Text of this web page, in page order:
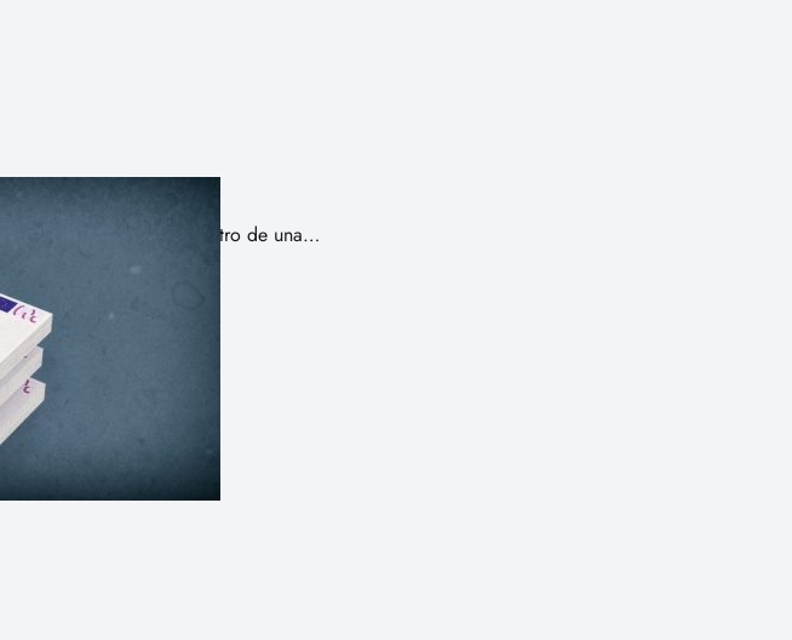
Es decir, es un registro de una…